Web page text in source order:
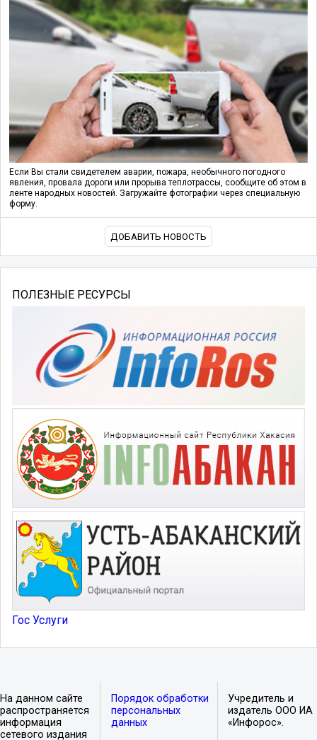
Если Вы стали свидетелем аварии, пожара, необычного погодного
явления, провала дороги или прорыва теплотрассы, сообщите об этом в
ленте народных новостей. Загружайте фотографии через специальную
форму.
ДОБАВИТЬ НОВОСТЬ
ПОЛЕЗНЫЕ РЕСУРСЫ
Гос Услуги
На данном сайте
распространяется
информация
сетевого издания
Порядок обработки
персональных
данных
Учредитель и
издатель ООО ИА
«Инфорос».